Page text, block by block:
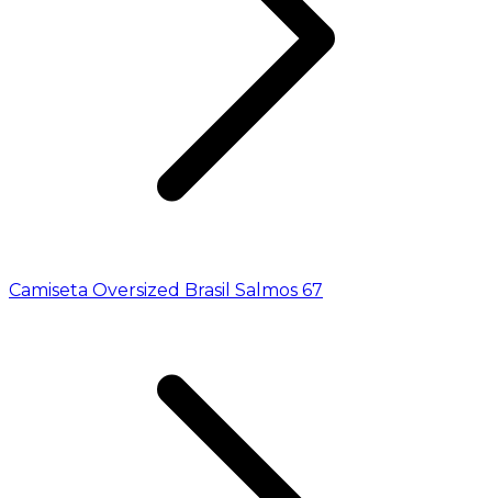
Camiseta Oversized Brasil Salmos 67